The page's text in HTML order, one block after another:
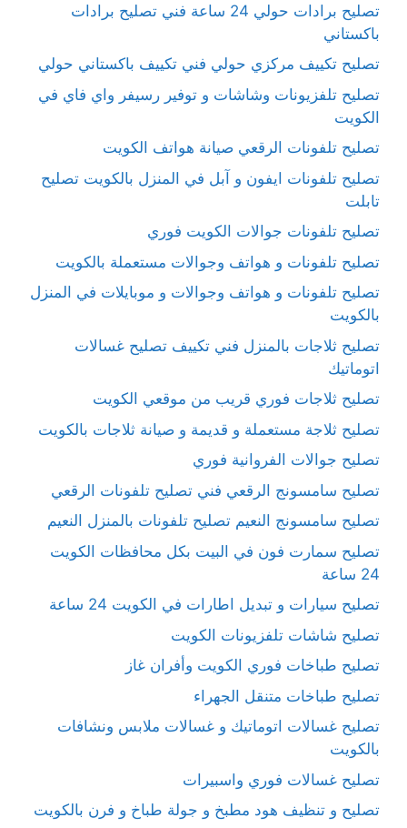
تصليح برادات حولي 24 ساعة فني تصليح برادات
باكستاني
تصليح تكييف مركزي حولي فني تكييف باكستاني حولي
تصليح تلفزيونات وشاشات و توفير رسيفر واي فاي في
الكويت
تصليح تلفونات الرقعي صيانة هواتف الكويت
تصليح تلفونات ايفون و آبل في المنزل بالكويت تصليح
تابلت
تصليح تلفونات جوالات الكويت فوري
تصليح تلفونات و هواتف وجوالات مستعملة بالكويت
تصليح تلفونات و هواتف وجوالات و موبايلات في المنزل
بالكويت
تصليح ثلاجات بالمنزل فني تكييف تصليح غسالات
اتوماتيك
تصليح ثلاجات فوري قريب من موقعي الكويت
تصليح ثلاجة مستعملة و قديمة و صيانة ثلاجات بالكويت
تصليح جوالات الفروانية فوري
تصليح سامسونج الرقعي فني تصليح تلفونات الرقعي
تصليح سامسونج النعيم تصليح تلفونات بالمنزل النعيم
تصليح سمارت فون في البيت بكل محافظات الكويت
24 ساعة
تصليح سيارات و تبديل اطارات في الكويت 24 ساعة
تصليح شاشات تلفزيونات الكويت
تصليح طباخات فوري الكويت وأفران غاز
تصليح طباخات متنقل الجهراء
تصليح غسالات اتوماتيك و غسالات ملابس ونشافات
بالكويت
تصليح غسالات فوري واسبيرات
تصليح و تنظيف هود مطبخ و جولة طباخ و فرن بالكويت